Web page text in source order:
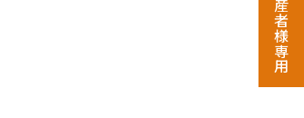
生産者様専用